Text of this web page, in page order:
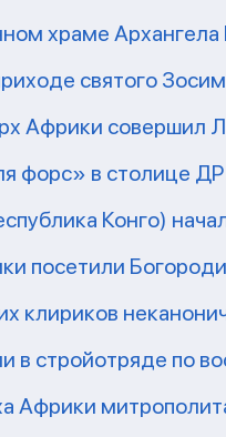
храме Архангела
святого
Африки
форс» в столице ДР
Конго)
посетили
клириков
в стройотряде по
Африки